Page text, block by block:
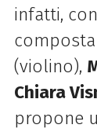
infatti,
(violino),
Chiara
propone